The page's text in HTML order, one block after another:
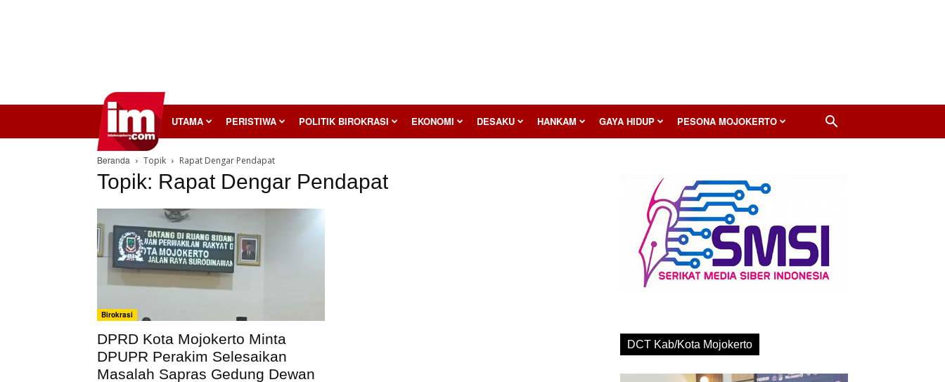
InilahMojokerto UTAMA PERISTIWA POLITIK BIROKRASI EKONOMI DESAKU HANKAM GAYA HIDUP PESONA MOJOKERTO
Beranda Topik Rapat Dengar Pendapat
Topik: Rapat Dengar Pendapat
Birokrasi
DPRD Kota Mojokerto Minta
DPUPR Perakim Selesaikan
Masalah Sapras Gedung Dewan
DCT Kab/Kota Mojokerto